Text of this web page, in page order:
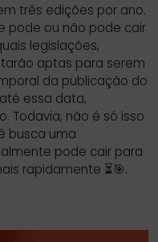
três edições por ano.
pode ou não pode cair
legislações,
aptas para serem
da publicação do
essa data,
Todavia, não é só isso
busca uma
pode cair para
rapidamente ⏳🎯.